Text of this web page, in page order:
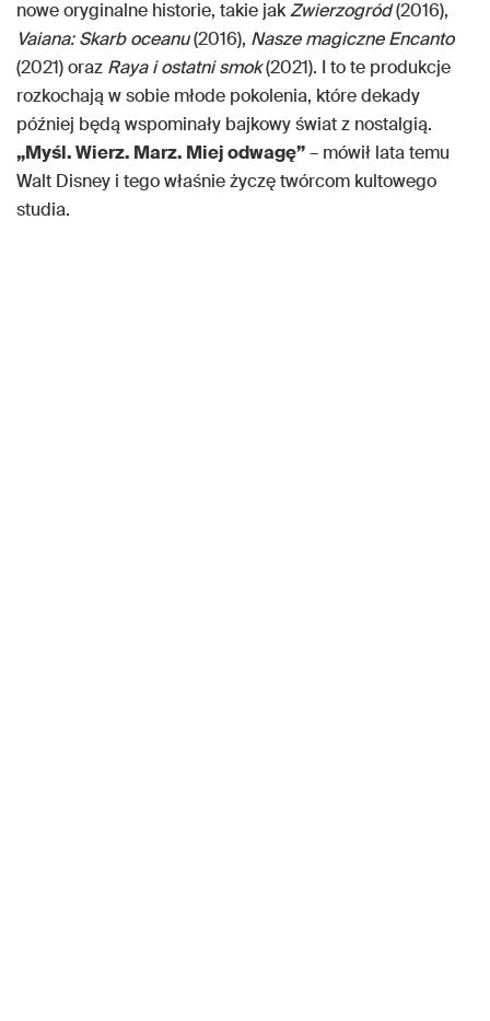
nowe oryginalne historie, takie jakZwierzogród(2016),
Vaiana: Skarb oceanu(2016), Nasze magiczne Encanto
(2021) oraz Raya i ostatni smok(2021). I to te produkcje
rozkochają w sobie młode pokolenia, które dekady
później będą wspominały bajkowy świat z nostalgią.
„Myśl. Wierz. Marz. Miej odwagę”– mówił lata temu
Walt Disney i tego właśnie życzę twórcom kultowego
studia.